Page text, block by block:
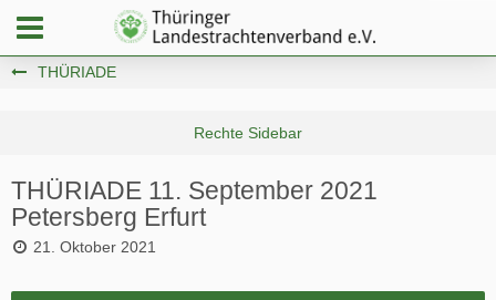
THÜRIADE
THÜRIADE 11. September 2021
Petersberg Erfurt
21. Oktober 2021